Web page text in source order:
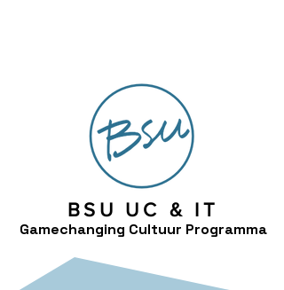
BSU UC & IT
Gamechanging Cultuur Programma